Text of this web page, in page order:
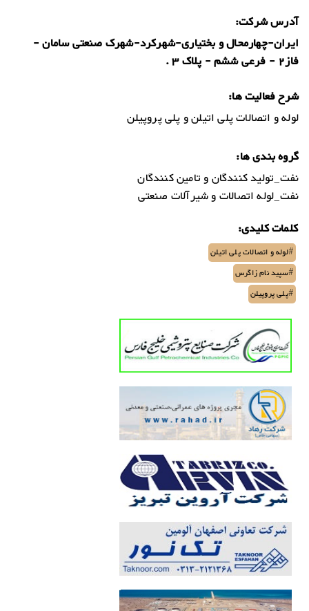
آدرس شرکت:
ایران-چهارمحال و بختیاری-شهرکرد-شهرک صنعتی سامان -
فاز2 - فرعی ششم - پلاک 3 .
شرح فعالیت ها:
لوله و اتصالات پلی اتیلن و پلی پروپیلن
گروه بندی ها:
نفت_تولید کنندگان و تامین کنندگان
نفت_لوله اتصالات و شیرآلات صنعتی
کلمات کلیدی:
#لوله و اتصالات پلی اتیلن
#سپید نام زاگرس
#پلی پروپیلن